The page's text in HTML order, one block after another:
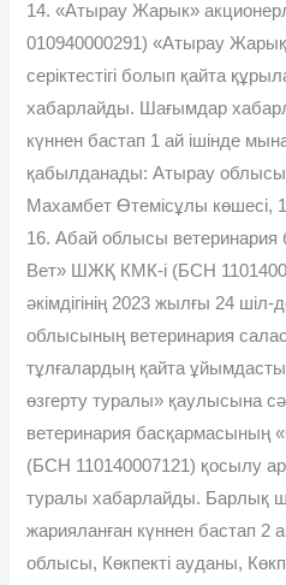
14. «Атырау Жарык»
010940000291) «Атырау
серіктестігі болып қайта
хабарлайды. Шағымдар
күннен бастап 1 ай ішінде
қабылданады: Атырау
Махамбет Өтемісұлы көшесі,
16. Абай облысы ветеринария
Вет» ШЖҚ КМК-і (БСН
әкімдігінің 2023 жылғы 24
облысының ветеринария
тұлғалардың қайта
өзгерту туралы» қаулысына
ветеринария
(БСН 110140007121) қосылу
туралы хабарлайды. Барлық
жарияланған күннен бастап 2
облысы, Көкпекті ауданы,